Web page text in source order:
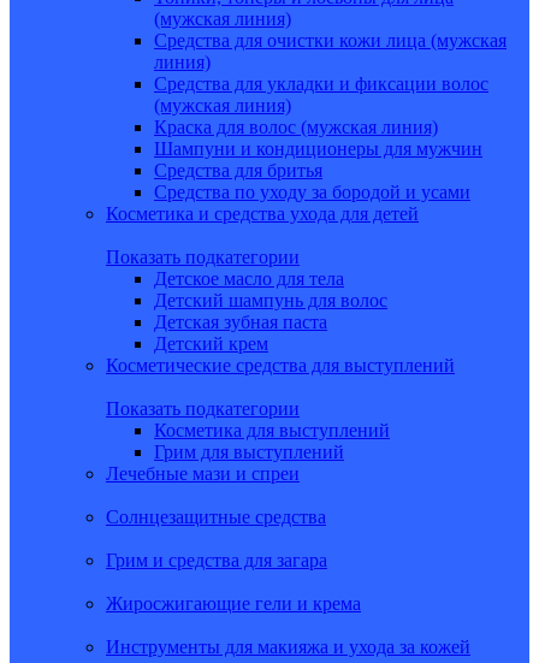
(мужская линия)
Средства для очистки кожи лица (мужская
линия)
Средства для укладки и фиксации волос
(мужская линия)
Краска для волос (мужская линия)
Шампуни и кондиционеры для мужчин
Средства для бритья
Средства по уходу за бородой и усами
Косметика и средства ухода для детей
Показать подкатегории
Детское масло для тела
Детский шампунь для волос
Детская зубная паста
Детский крем
Косметические средства для выступлений
Показать подкатегории
Косметика для выступлений
Грим для выступлений
Лечебные мази и спреи
Солнцезащитные средства
Грим и средства для загара
Жиросжигающие гели и крема
Инструменты для макияжа и ухода за кожей